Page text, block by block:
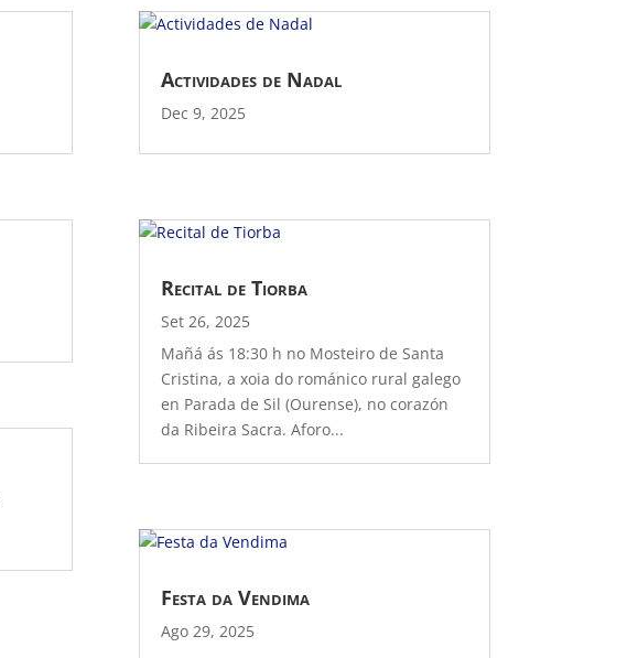
Actividades de Nadal
Dec 9, 2025
Recital de Tiorba
Set 26, 2025
Mañá ás 18:30 h no Mosteiro de Santa
Cristina, a xoia do románico rural galego
en Parada de Sil (Ourense), no corazón
da Ribeira Sacra. Aforo...
Festa da Vendima
Ago 29, 2025